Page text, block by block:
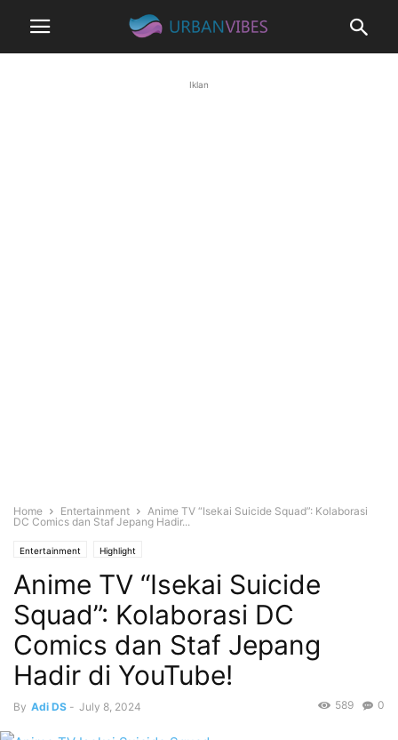
Iklan
Home Entertainment
Anime TV “Isekai Suicide Squad”: Kolaborasi
DC Comics dan Staf Jepang Hadir...
Entertainment Highlight
Anime TV “Isekai Suicide
Squad”: Kolaborasi DC
Comics dan Staf Jepang
Hadir di YouTube!
By Adi DS - July 8, 2024 0
589